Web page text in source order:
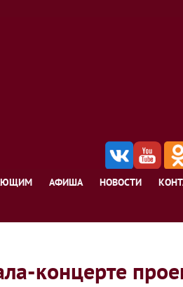
АФИША НОВОСТИ
концерте